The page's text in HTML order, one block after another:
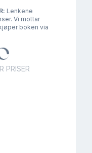
Lenkene
Vi mottar
boken via
PRISER